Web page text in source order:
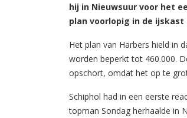
hij in Nieuwsuur voor het
plan voorlopig in de
Het plan van Harbers hield in
worden beperkt tot 460.000.
opschort, omdat het op te
Schiphol had in een eerste
topman Sondag herhaalde in